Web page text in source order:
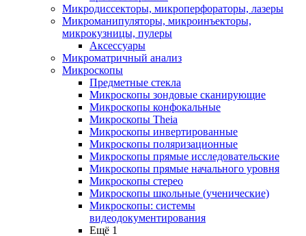
Микродиссекторы, микроперфораторы, лазеры
Микроманипуляторы, микроинъекторы,
микрокузницы, пулеры
Аксессуары
Микроматричный анализ
Микроскопы
Предметные стекла
Микроскопы зондовые сканирующие
Микроскопы конфокальные
Микроскопы Theia
Микроскопы инвертированные
Микроскопы поляризационные
Микроскопы прямые исследовательские
Микроскопы прямые начального уровня
Микроскопы стерео
Микроскопы школьные (ученические)
Микроскопы: системы
видеодокументирования
Ещё 1